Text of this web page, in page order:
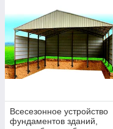
Всесезонное устройство
фундаментов зданий,